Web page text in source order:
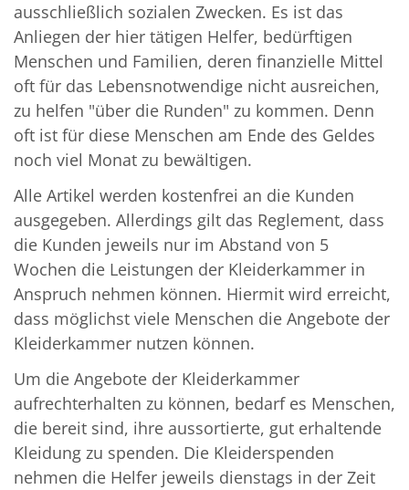
ausschließlich sozialen Zwecken. Es ist das
Anliegen der hier tätigen Helfer, bedürftigen
Menschen und Familien, deren finanzielle Mittel
oft für das Lebensnotwendige nicht ausreichen,
zu helfen "über die Runden" zu kommen. Denn
oft ist für diese Menschen am Ende des Geldes
noch viel Monat zu bewältigen.
Alle Artikel werden kostenfrei an die Kunden
ausgegeben. Allerdings gilt das Reglement, dass
die Kunden jeweils nur im Abstand von 5
Wochen die Leistungen der Kleiderkammer in
Anspruch nehmen können. Hiermit wird erreicht,
dass möglichst viele Menschen die Angebote der
Kleiderkammer nutzen können.
Um die Angebote der Kleiderkammer
aufrechterhalten zu können, bedarf es Menschen,
die bereit sind, ihre aussortierte, gut erhaltende
Kleidung zu spenden. Die Kleiderspenden
nehmen die Helfer jeweils dienstags in der Zeit